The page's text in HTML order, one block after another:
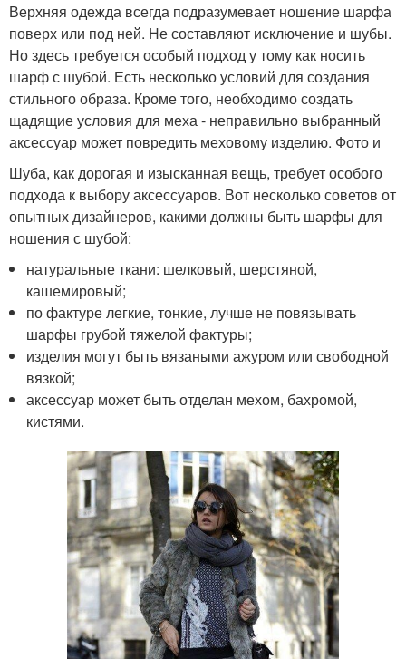
Верхняя одежда всегда подразумевает ношение шарфа
поверх или под ней. Не составляют исключение и шубы.
Но здесь требуется особый подход у тому как носить
шарф с шубой. Есть несколько условий для создания
стильного образа. Кроме того, необходимо создать
щадящие условия для меха - неправильно выбранный
аксессуар может повредить меховому изделию. Фото и
Шуба, как дорогая и изысканная вещь, требует особого
подхода к выбору аксессуаров. Вот несколько советов от
опытных дизайнеров, какими должны быть шарфы для
ношения с шубой:
натуральные ткани: шелковый, шерстяной,
кашемировый;
по фактуре легкие, тонкие, лучше не повязывать
шарфы грубой тяжелой фактуры;
изделия могут быть вязаными ажуром или свободной
вязкой;
аксессуар может быть отделан мехом, бахромой,
кистями.